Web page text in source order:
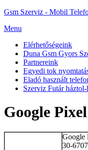
Gsm Szerviz - Mobil
Menu
Elérhetőségeink
Duna Gsm Gyors
Partnereink
Egyedi tok
Eladó használt
Szerviz Futár
Google
Google
30-